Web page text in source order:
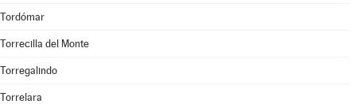
Tordómar
Torrecilla del Monte
Torregalindo
Torrelara